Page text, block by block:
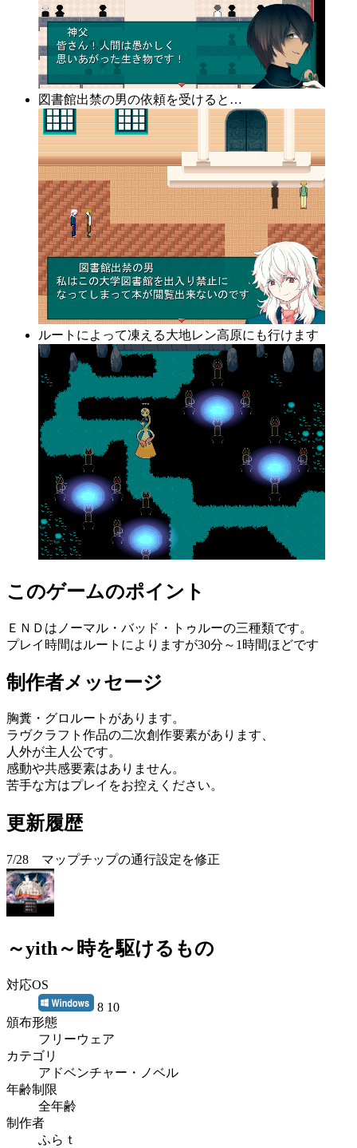
図書館出禁の男の依頼を受けると…
ルートによって凍える大地レン高原にも行けます
このゲームのポイント
ＥＮＤはノーマル・バッド・トゥルーの三種類です。
プレイ時間はルートによりますが30分～1時間ほどです
制作者メッセージ
胸糞・グロルートがあります。
ラヴクラフト作品の二次創作要素があります、
人外が主人公です。
感動や共感要素はありません。
苦手な方はプレイをお控えください。
更新履歴
7/28 マップチップの通行設定を修正
～yith～時を駆けるもの
対応OS
8 10
頒布形態
フリーウェア
カテゴリ
アドベンチャー・ノベル
年齢制限
全年齢
制作者
ふらｔ